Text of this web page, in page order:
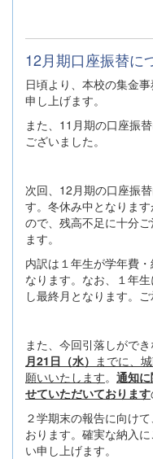
12月期口座振替に
日頃より、本校の集金
申し上げます。
また、11月期の口座振
ございました。
次回、12月期の口座振
す。冬休み中となりま
ので、残高不足に十分
ます。
内訳は１年生が学年費
なります。なお、１年
し最終月となります。ご
また、今回引落しがで
月21日（水） までに、
願いいたします。 通知
せていただいております
２学期末の報告に向け
おります。確実な納入
い申し上げます。